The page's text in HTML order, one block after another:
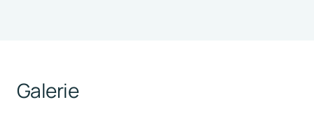
Galerie